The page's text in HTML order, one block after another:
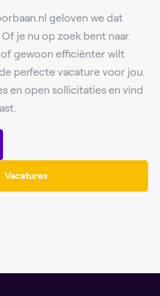
geloven we dat
je nu op zoek bent naar
gewoon efficiënter wilt
perfecte vacature voor jou.
en open sollicitaties en vind
Vacatures